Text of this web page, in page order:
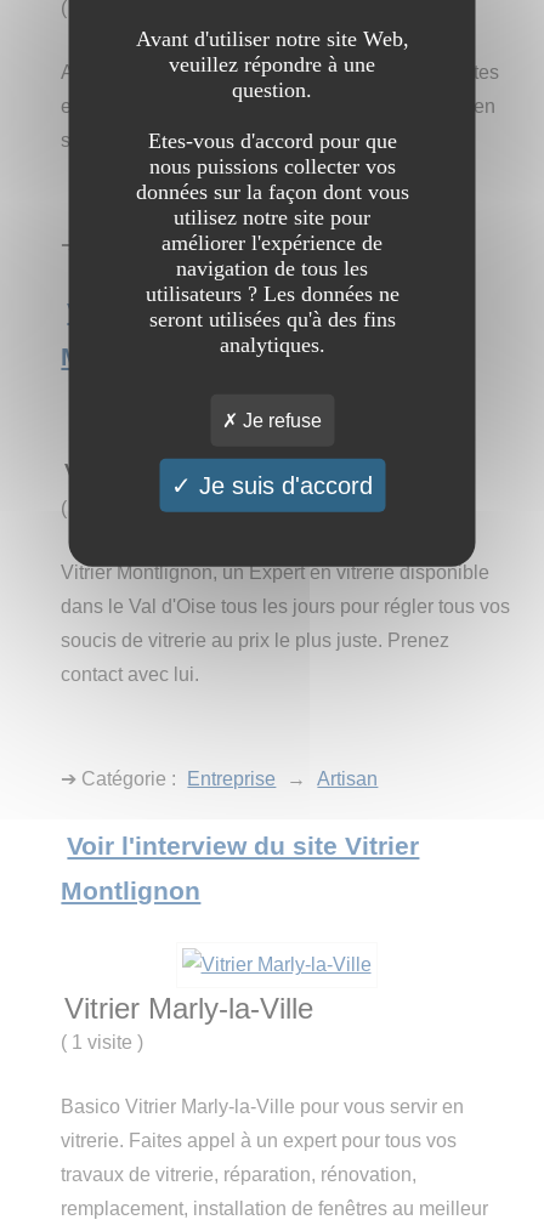
(
Avec Serrurier Montigny-le-Bretonneux, vous petes
entre de bonnes mains pour tout type de besoin en
serrurerie.
➔ Catégorie : Entreprise → Artisan
Voir l'interview du site Serrurier
Montigny-le-Bretonneux
Vitrier Montlignon
(
Vitrier Montlignon, un Expert en vitrerie disponible
dans le Val d'Oise tous les jours pour régler tous vos
soucis de vitrerie au prix le plus juste. Prenez
contact avec lui.
➔ Catégorie : Entreprise → Artisan
Voir l'interview du site Vitrier
Montlignon
Vitrier Marly-la-Ville
( 1 visite)
Basico Vitrier Marly-la-Ville pour vous servir en
vitrerie. Faites appel à un expert pour tous vos
travaux de vitrerie, réparation, rénovation,
remplacement, installation de fenêtres au meilleur
Avant d'utiliser notre site Web,
veuillez répondre à une
question.
Etes-vous d'accord pour que
nous puissions collecter vos
données sur la façon dont vous
utilisez notre site pour
améliorer l'expérience de
navigation de tous les
utilisateurs ? Les données ne
seront utilisées qu'à des fins
analytiques.
Je refuse
Je suis d'accord